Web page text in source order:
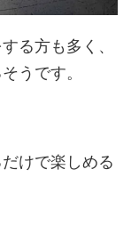
る方も多く、
うです。
けで楽しめる